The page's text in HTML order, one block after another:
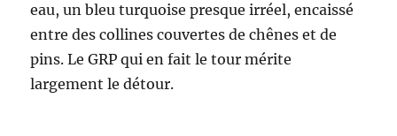
eau, un bleu turquoise presque irréel, encaissé
entre des collines couvertes de chênes et de
pins. Le GRP qui en fait le tour mérite
largement le détour.